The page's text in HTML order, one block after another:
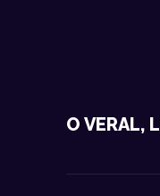
O VERAL,